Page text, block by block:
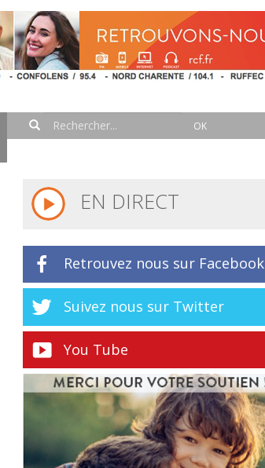
EN DIRECT
Retrouvez nous sur Facebook
Suivez nous sur Twitter
You Tube